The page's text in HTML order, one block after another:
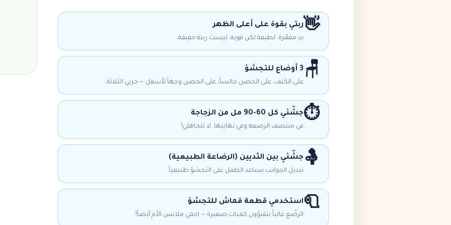
👋 ربتي بقوة على أعلى الظهر
يد مقعّرة. لطيفة لكن قوية. ليست ربتة خفيفة.
🪑 3 أوضاع للتجشؤ
على الكتف، على الحضن جالساً، على الحضن وجهاً لأسفل — جربي الثلاثة.
⏱️جشّئي كل 60-90 مل من الزجاجة
في منتصف الرضعة وفي نهايتها. لا تتجاهلي!
🤱 جشّئي بين الثديين (الرضاعة الطبيعية)
تبديل الجوانب يساعد الطفل على التجشؤ طبيعياً.
🧻استخدمي قطعة قماش للتجشؤ
الرضّع غالباً يتقيؤون كميات صغيرة — احمي ملابس الأم أيضاً!